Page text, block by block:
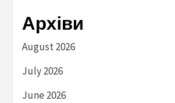
Архіви
August 2026
July 2026
June 2026